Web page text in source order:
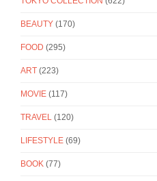
BEAUTY (170)
FOOD (295)
ART (223)
MOVIE (117)
TRAVEL (120)
LIFESTYLE (69)
BOOK (77)